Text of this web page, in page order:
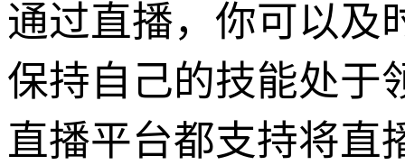
通过直播，你可以及
保持自己的技能处于
直播平台都支持将直